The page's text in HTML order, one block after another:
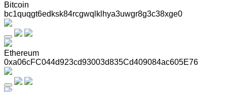
Bitcoin
bc1quqgt6edksk84rcgwqlklhya3uwgr8g3c38xge0
Ethereum
0xa06cFC044d923cd93003d835Cd409084ac605E76